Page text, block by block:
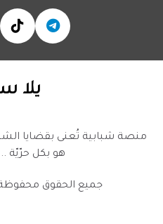
يلا
منصة شبابية تُعنى بقضايا
هو بكل حرّيّة
© 2025 جميع الحقوق